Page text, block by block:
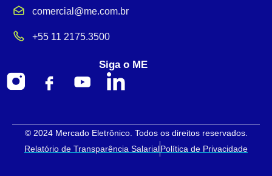
comercial@me.com.br
+55 11 2175.3500
Siga o ME
© 2024 Mercado Eletrônico. Todos os direitos reservados.
Relatório de Transparência SalarialPolítica de Privacidade